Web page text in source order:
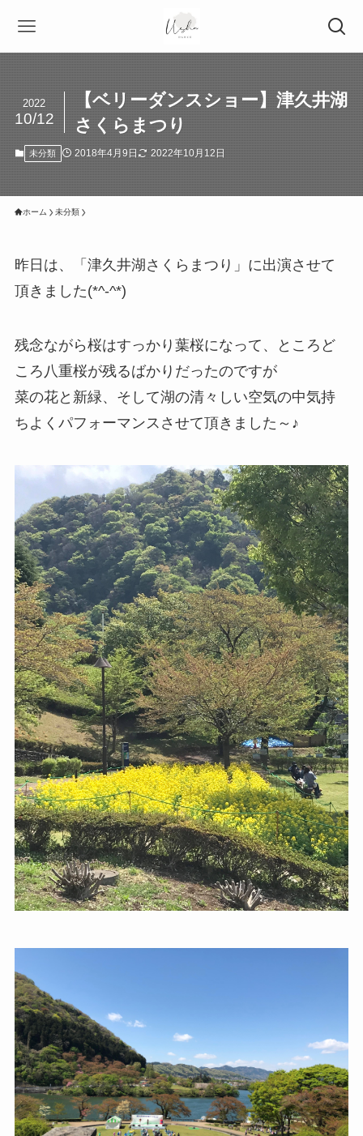
【ベリーダンスショー】津久井湖
さくらまつり
2022
10/12
未分類 2018年4月9日 2022年10月12日
ホーム 未分類
昨日は、「津久井湖さくらまつり」に出演させて
頂きました(*^-^*)
残念ながら桜はすっかり葉桜になって、ところど
ころ八重桜が残るばかりだったのですが
菜の花と新緑、そして湖の清々しい空気の中気持
ちよくパフォーマンスさせて頂きました～♪